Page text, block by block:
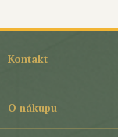
Z
í
Kontakt
O nákupu